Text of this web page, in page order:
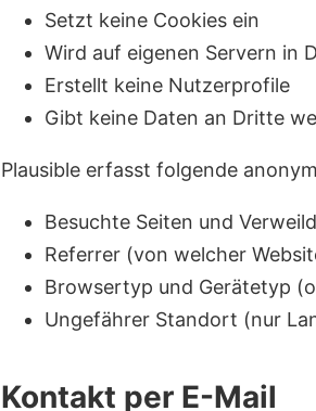
Setzt keine Cookies ein
Wird auf eigenen Servern in
Erstellt keine Nutzerprofile
Gibt keine Daten an Dritte
Plausible erfasst folgende
Besuchte Seiten und
Referrer (von welcher
Browsertyp und Gerätetyp
Ungefährer Standort (nur
Kontakt per E-Mail